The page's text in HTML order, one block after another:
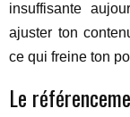
insuffisante
ajuster ton
ce qui freine ton
Le